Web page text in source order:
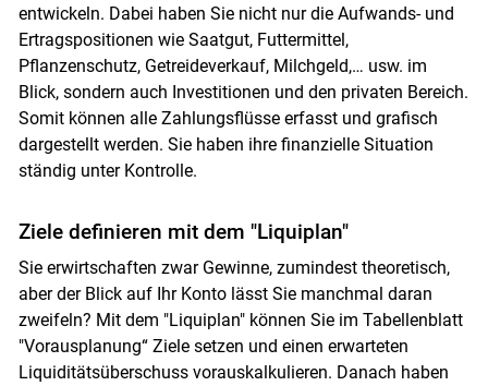
entwickeln. Dabei haben Sie nicht nur die Aufwands- und
Ertragspositionen wie Saatgut, Futtermittel,
Pflanzenschutz, Getreideverkauf, Milchgeld,… usw. im
Blick, sondern auch Investitionen und den privaten Bereich.
Somit können alle Zahlungsflüsse erfasst und grafisch
dargestellt werden. Sie haben ihre finanzielle Situation
ständig unter Kontrolle.
Ziele definieren mit dem "Liquiplan"
Sie erwirtschaften zwar Gewinne, zumindest theoretisch,
aber der Blick auf Ihr Konto lässt Sie manchmal daran
zweifeln? Mit dem "Liquiplan" können Sie im Tabellenblatt
"Vorausplanung“ Ziele setzen und einen erwarteten
Liquiditätsüberschuss vorauskalkulieren. Danach haben